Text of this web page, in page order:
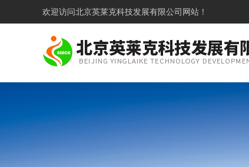
欢迎访问北京英莱克科技发展有限公司网站！